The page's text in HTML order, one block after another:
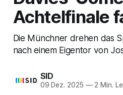
Achtelfinale
Die Münchner drehen das
nach einem Eigentor von
SID
09 Dez. 2025 —2 Min.